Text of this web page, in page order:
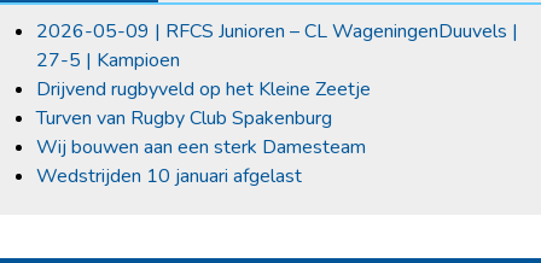
2026-05-09 | RFCS Junioren – CL WageningenDuuvels |
27-5 | Kampioen
Drijvend rugbyveld op het Kleine Zeetje
Turven van Rugby Club Spakenburg
Wij bouwen aan een sterk Damesteam
Wedstrijden 10 januari afgelast